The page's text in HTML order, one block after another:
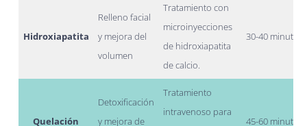
Hidroxiapatita
Relleno facial
y mejora del
volumen
Tratamiento con
microinyecciones
de hidroxiapatita
de calcio.
30-40 minutos
Quelación
Detoxificación
y mejora de
Tratamiento
intravenoso para
45-60 minutos